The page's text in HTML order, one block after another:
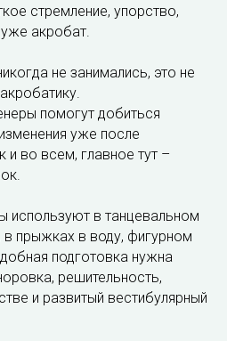
стремление, упорство,
акробат.
не занимались, это не
помогут добиться
уже после
и во всем, главное тут –
используют в танцевальном
прыжках в воду, фигурном
подготовка нужна
решительность,
и развитый вестибулярный